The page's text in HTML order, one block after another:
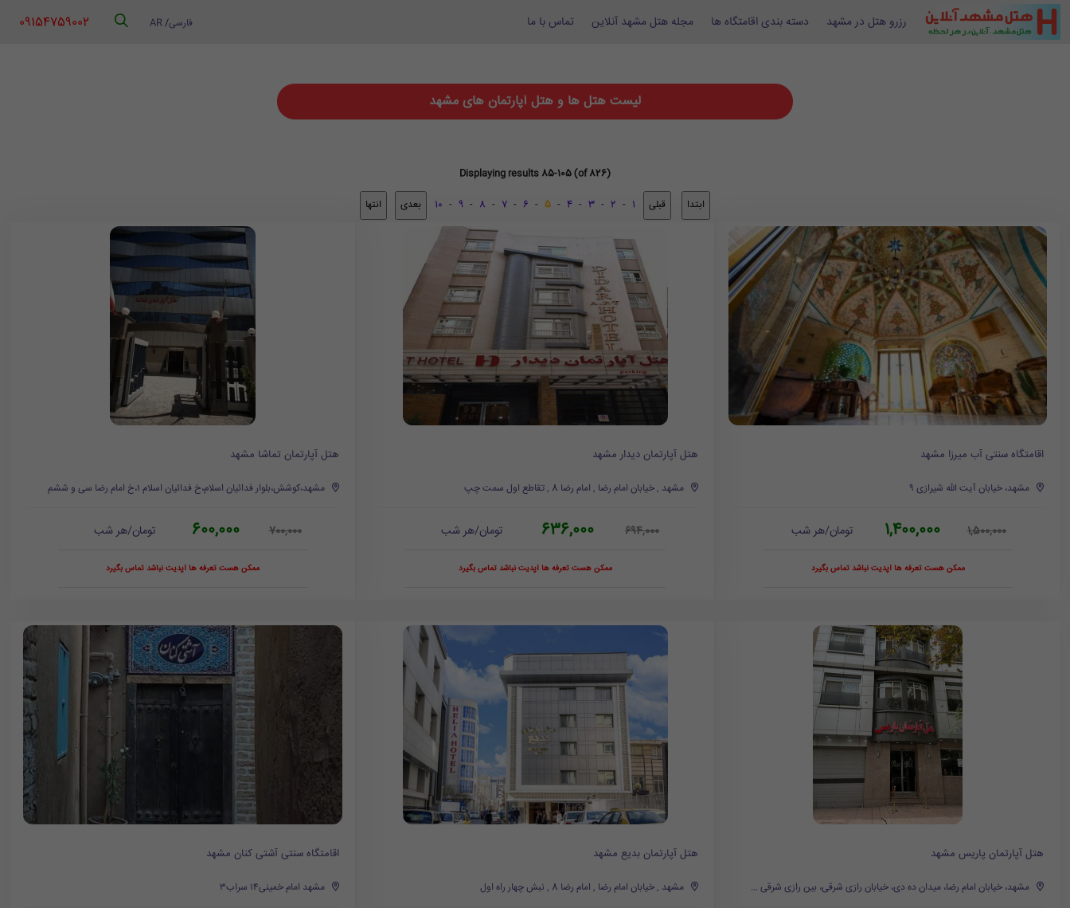
رزرو هتل در مشهد دسته بندی اقامتگاه ها مجله هتل مشهد آنلاین تماس با ما فارسی/
AR
‪ 09154759002
لیست هتل ها و هتل آپارتمان های مشهد
Displaying results 85-105 (of 826)
1
-
2
-
3
-
4
-
5
-
6
-
7
-
8
-
9
-
10
اقامتگاه سنتی آب میرزا مشهد
مشهد، خیابان آیت الله شیرازی ۹
1,500,000
1,400,000 تومان/هر شب
ممکن هست تعرفه ها آپدیت نباشد تماس بگیرد
هتل آپارتمان دیدار مشهد
مشهد , خیابان امام رضا , امام رضا 8 , تقاطع اول سمت چپ
694,000
636,000 تومان/هر شب
ممکن هست تعرفه ها آپدیت نباشد تماس بگیرد
هتل آپارتمان تماشا مشهد
مشهد،کوشش،بلوار فدائیان اسلام،خ فدائیان اسلام ۱،خ امام رضا سی و ششم
700,000
600,000 تومان/هر شب
ممکن هست تعرفه ها آپدیت نباشد تماس بگیرد
هتل آپارتمان پاریس مشهد
مشهد، خیابان امام رضا، میدان ده دی، خیابان رازی شرقی، بین رازی شرقی 1 و 3
هتل آپارتمان بدیع مشهد
مشهد , خیابان امام رضا , امام رضا 8 , نبش چهار راه اول
اقامتگاه سنتی آشتی کنان مشهد
مشهد امام خمینی۱۴ سراب۳